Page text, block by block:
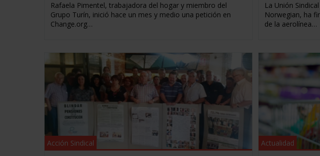
Rafaela Pimentel, trabajadora del hogar y miembro del
Grupo Turín, inició hace un mes y medio una petición en
Change.org…
La Unión
Norwegian, ha
de la aerolínea…
Acción Sindical Actualidad